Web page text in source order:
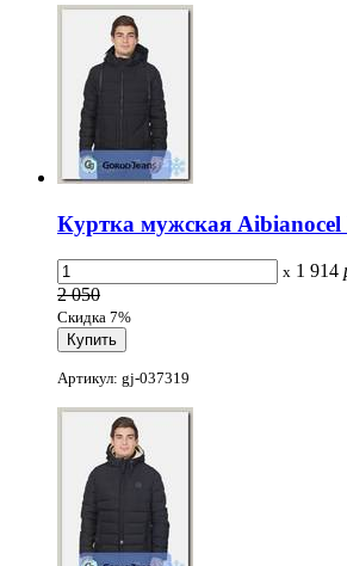
Куртка мужская Aibianocel
x 1 914
2 050
Скидка 7%
Артикул: gj-037319